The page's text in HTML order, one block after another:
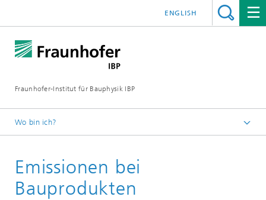
Fraunhofer-Institut für Bauphysik IBP
ENGLISH
Wo bin ich?
Umwelt, Hygiene und Sensorik
Emissionen
Emissionen bei
Bauprodukten